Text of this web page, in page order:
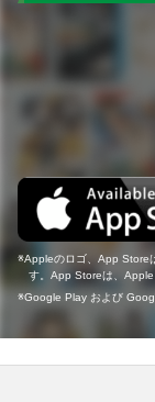
Appleのロゴ、App Store
す。App Storeは、Apple
Google Play および